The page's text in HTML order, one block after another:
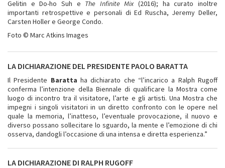
Gelitin e Do-ho Suh e The Infinite Mix(2016); ha curato inoltre
importanti retrospettive e personali di Ed Ruscha, Jeremy Deller,
Carsten Holler e George Condo.
Foto © Marc Atkins Images
LA DICHIARAZIONE DEL PRESIDENTE PAOLO BARATTA
Il Presidente Baratta ha dichiarato che “l’incarico a Ralph Rugoff
conferma l’intenzione della Biennale di qualificare la Mostra come
luogo di incontro tra il visitatore, l’arte e gli artisti. Una Mostra che
impegni i singoli visitatori in un diretto confronto con le opere nel
quale la memoria, l’inatteso, l’eventuale provocazione, il nuovo e
diverso possano sollecitare lo sguardo, la mente e l’emozione di chi
osserva, dandogli l’occasione di una intensa e diretta esperienza.”
LA DICHIARAZIONE DI RALPH RUGOFF